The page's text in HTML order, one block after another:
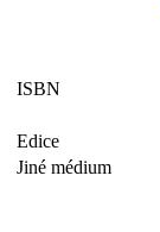
ISBN
Edice
Jiné médium